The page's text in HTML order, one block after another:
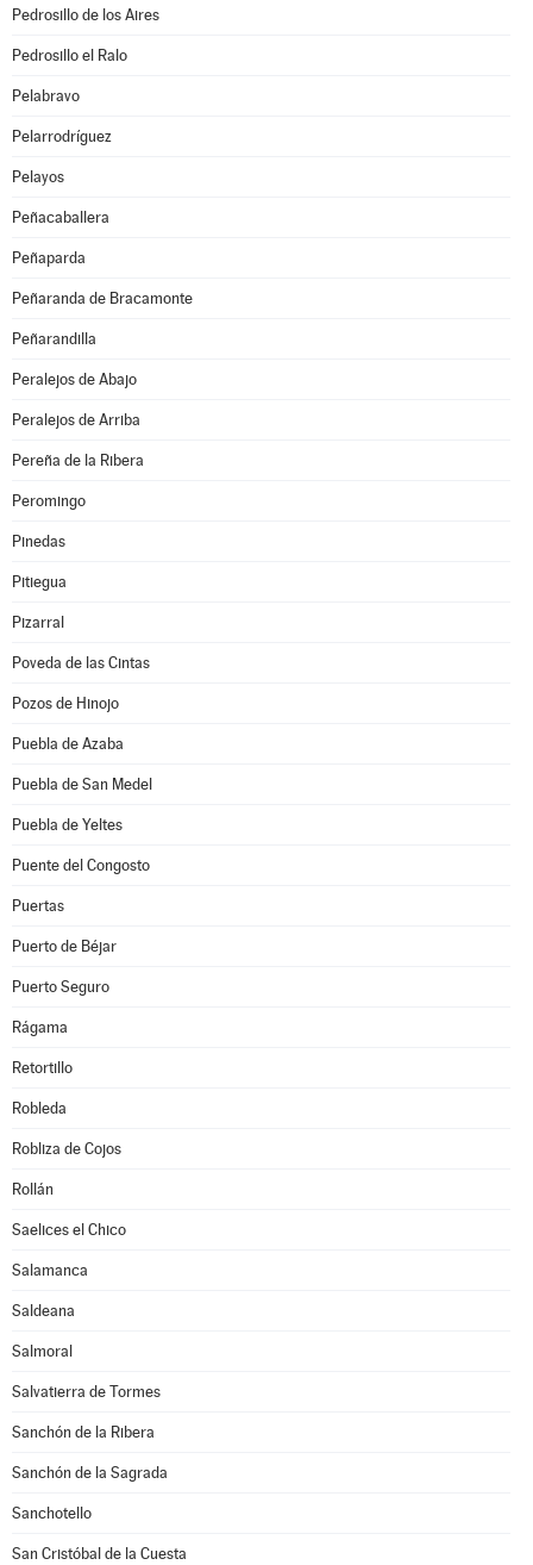
Pedrosillo de los Aires
Pedrosillo el Ralo
Pelabravo
Pelarrodríguez
Pelayos
Peñacaballera
Peñaparda
Peñaranda de Bracamonte
Peñarandilla
Peralejos de Abajo
Peralejos de Arriba
Pereña de la Ribera
Peromingo
Pinedas
Pitiegua
Pizarral
Poveda de las Cintas
Pozos de Hinojo
Puebla de Azaba
Puebla de San Medel
Puebla de Yeltes
Puente del Congosto
Puertas
Puerto de Béjar
Puerto Seguro
Rágama
Retortillo
Robleda
Robliza de Cojos
Rollán
Saelices el Chico
Salamanca
Saldeana
Salmoral
Salvatierra de Tormes
Sanchón de la Ribera
Sanchón de la Sagrada
Sanchotello
San Cristóbal de la Cuesta